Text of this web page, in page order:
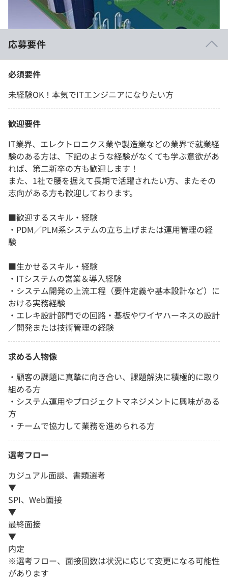
応募要件
必須要件
未経験OK！本気でITエンジニアになりたい方
歓迎要件
IT業界、エレクトロニクス業や製造業などの業界で就業経
験のある方は、下記のような経験がなくても学ぶ意欲があ
れば、第二新卒の方も歓迎します！
また、1社で腰を据えて長期で活躍されたい方、またその
志向がある方も歓迎しております。
■歓迎するスキル・経験
・PDM／PLM系システムの立ち上げまたは運用管理の経
験
■生かせるスキル・経験
・ITシステムの営業＆導入経験
・システム開発の上流工程（要件定義や基本設計など）に
おける実務経験
・エレキ設計部門での回路・基板やワイヤハーネスの設計
／開発または技術管理の経験
求める人物像
・顧客の課題に真摯に向き合い、課題解決に積極的に取り
組める方
・システム運用やプロジェクトマネジメントに興味がある
方
・チームで協力して業務を進められる方
選考フロー
カジュアル面談、書類選考
▼
SPI、Web面接
▼
最終面接
▼
内定
※選考フロー、面接回数は状況に応じて変更になる可能性
があります